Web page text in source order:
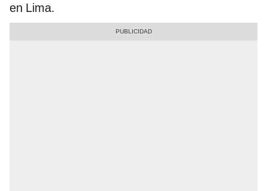
en Lima.